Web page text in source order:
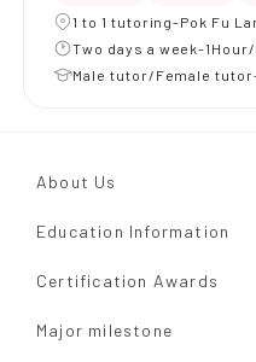
1 to 1 tutoring-Pok Fu
Two days a week-
Male tutor/Female
About Us
Education Information
Certification Awards
Major milestone